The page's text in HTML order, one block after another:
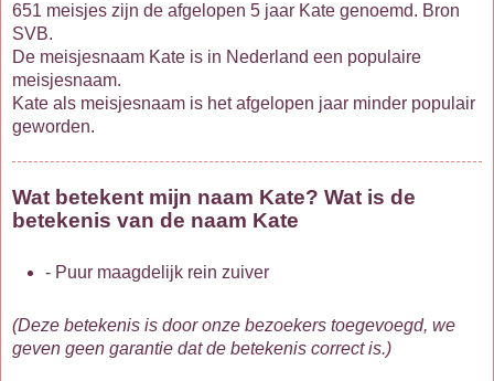
651 meisjes zijn de afgelopen 5 jaar Kate genoemd. Bron
SVB.
De meisjesnaam Kate is in Nederland een populaire
meisjesnaam.
Kate als meisjesnaam is het afgelopen jaar minder populair
geworden.
Wat betekent mijn naam Kate? Wat is de
betekenis van de naam Kate
- Puur maagdelijk rein zuiver
(Deze betekenis is door onze bezoekers toegevoegd, we
geven geen garantie dat de betekenis correct is.)